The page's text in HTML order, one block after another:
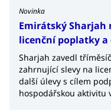
Modlitba je součástí
Může se stát, že se
doby modlitby.
chvilku strpení (20
místnosti. Budete-li v
pobočku, počítejte s
pracovníci nárok v
Novinka
Emirátský Sharjah
licenční poplatky
Sharjah zavedl
zahrnující slevy na
další úlevy s cílem
hospodářskou aktivitu